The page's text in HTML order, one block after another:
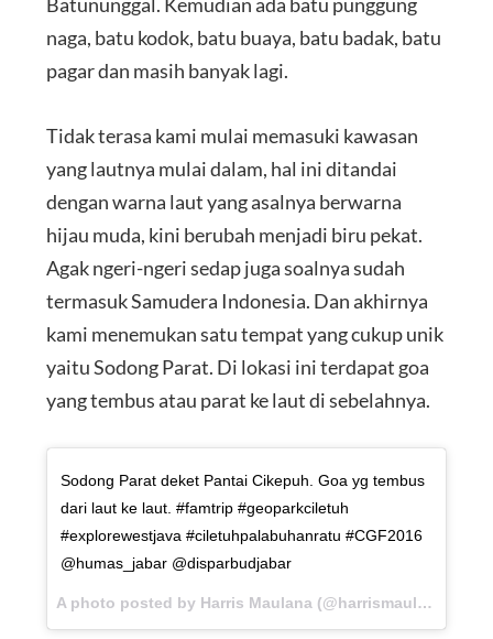
naga, batu kodok, batu buaya, batu badak, batu
pagar dan masih banyak lagi.
Tidak terasa kami mulai memasuki kawasan
yang lautnya mulai dalam, hal ini ditandai
dengan warna laut yang asalnya berwarna
hijau muda, kini berubah menjadi biru pekat.
Agak ngeri-ngeri sedap juga soalnya sudah
termasuk Samudera Indonesia. Dan akhirnya
kami menemukan satu tempat yang cukup unik
yaitu Sodong Parat. Di lokasi ini terdapat goa
yang tembus atau parat ke laut di sebelahnya.
Sodong Parat deket Pantai Cikepuh. Goa yg tembus
dari laut ke laut. #famtrip #geoparkciletuh
#explorewestjava #ciletuhpalabuhanratu #CGF2016
@humas_jabar @disparbudjabar
A photo posted by Harris Maulana (@harrismaul) on